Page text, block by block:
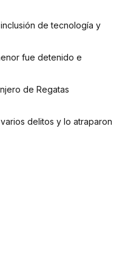
de tecnología y
fue detenido e
de Regatas
delitos y lo atraparon